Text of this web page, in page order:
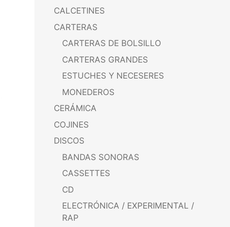
CALCETINES
CARTERAS
CARTERAS DE BOLSILLO
CARTERAS GRANDES
ESTUCHES Y NECESERES
MONEDEROS
CERÁMICA
COJINES
DISCOS
BANDAS SONORAS
CASSETTES
CD
ELECTRÓNICA / EXPERIMENTAL /
RAP